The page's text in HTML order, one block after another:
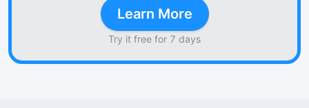
Learn More
Try it free for 7 days